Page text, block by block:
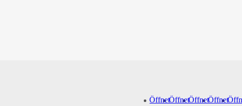
ÖffnetÖffnetÖffnetÖffnet